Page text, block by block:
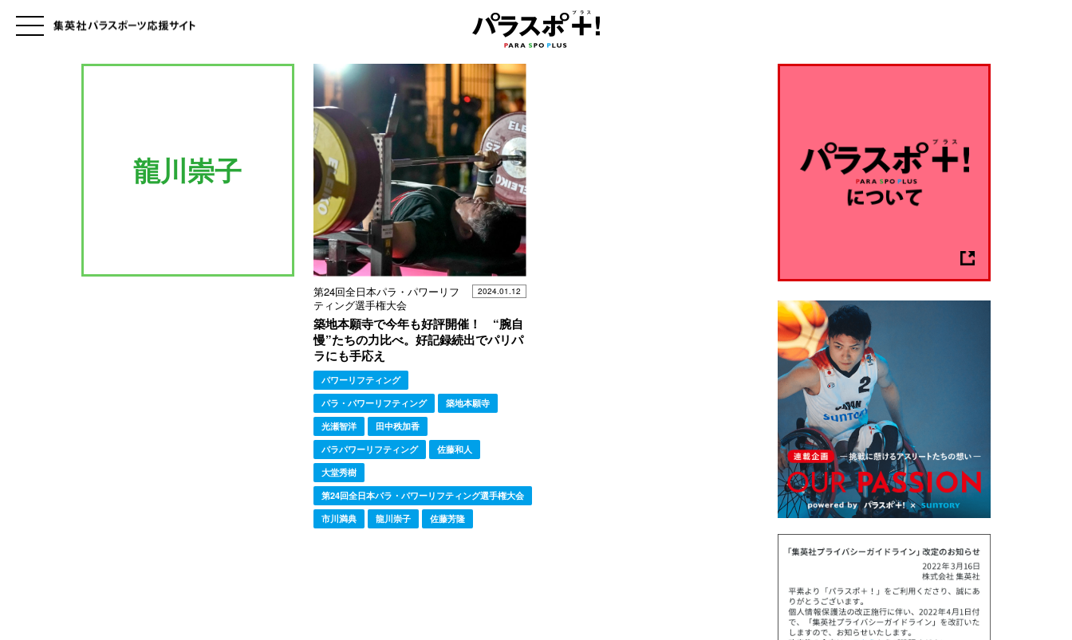
龍川崇子
第24回全日本パラ・パワーリフ
ティング選手権大会
2024.01.12
築地本願寺で今年も好評開催！ “腕自
慢”たちの力比べ。好記録続出でパリパ
ラにも手応え
パワーリフティング
パラ・パワーリフティング
築地本願寺
光瀬智洋
田中秩加香
パラパワーリフティング
佐藤和人
大堂秀樹
第24回全日本パラ・パワーリフティング選手権大会
市川満典
龍川崇子 佐藤芳隆